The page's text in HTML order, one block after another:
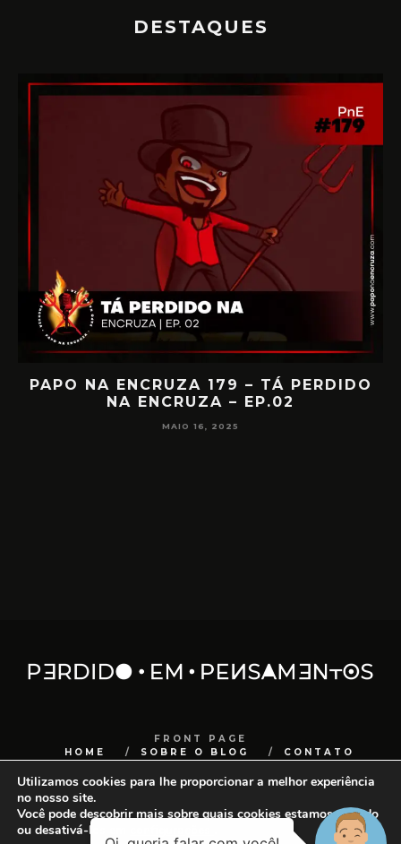
DESTAQUES
PAPO NA ENCRUZA 179 – TÁ PERDIDO
NA ENCRUZA – EP.02
MAIO 16, 2025
FRONT PAGE
HOME
SOBRE O BLOG CONTATO
COPYRIGHTSANCHOCOM
Utilizamos cookies para lhe proporcionar a melhor experiência
no nosso site.
Você pode descobrir mais sobre quais cookies estamos usando
ou desativá-los em